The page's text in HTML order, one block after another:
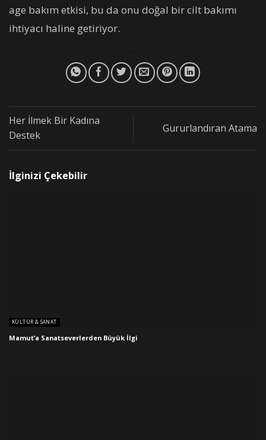
age bakım etkisi, bu da onu doğal bir cilt bakımı
ihtiyacı haline getiriyor.
Her İlmek Bir Kadına
Destek
Gururlandıran Atama
İlginizi Çekebilir
KÜLTÜR & SANAT
Mamut’a Sanatseverlerden Büyük İlgi